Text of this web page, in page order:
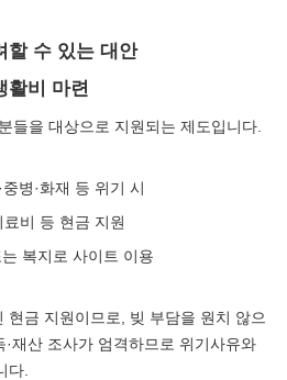
할 수 있는 대안
활비 마련
들을 대상으로 지원되는 제도입니다.
병·화재 등 위기 시
료비 등 현금 지원
복지로 사이트 이용
현금 지원이므로, 빚 부담을 원치 않으
재산 조사가 엄격하므로 위기사유와
다.